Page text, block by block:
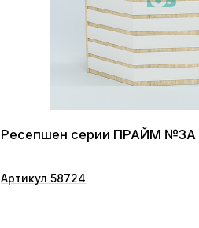
Ресепшен серии ПРАЙМ №3А
Артикул 58724